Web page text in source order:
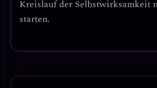
Kreislauf der Selbstwirksamkeit
starten.